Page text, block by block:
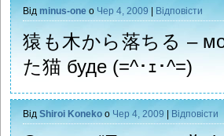
Від minus-one о Чер 4, 2009 Відповісти
猿も木から落ちる –
た猫 буде (=^･ｪ･^=)
Від Shiroi Koneko о Чер 4, 2009 Відповісти